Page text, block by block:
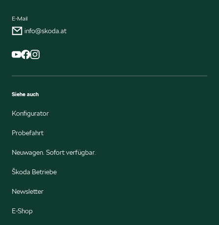
E-Mail
info@skoda.at
Siehe auch
Konfigurator
Probefahrt
Neuwagen. Sofort verfügbar.
Škoda Betriebe
Newsletter
E-Shop